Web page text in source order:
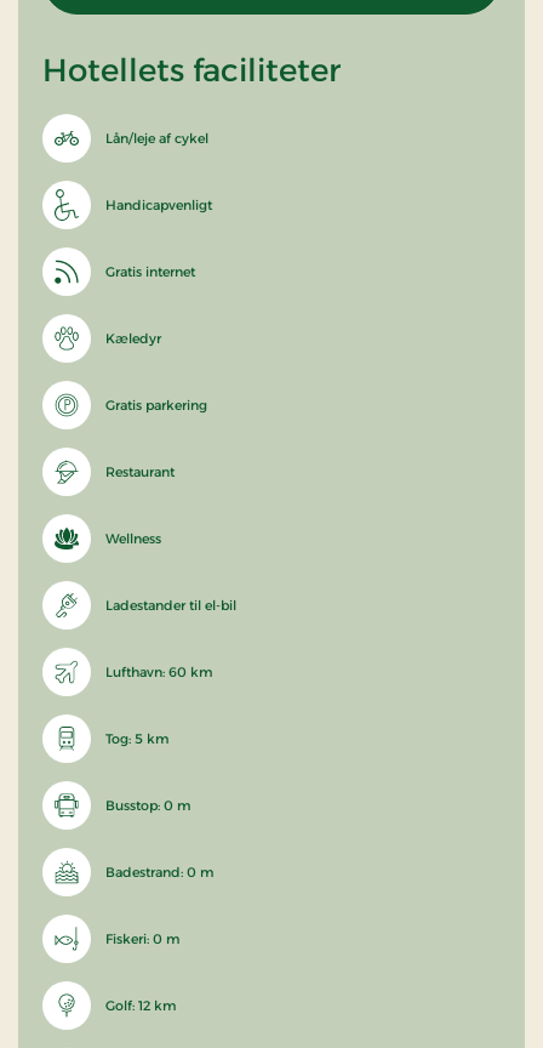
Hotellets faciliteter
Lån/leje af cykel
Handicapvenligt
Gratis internet
Kæledyr
Gratis parkering
Restaurant
Wellness
Ladestander til el-bil
Lufthavn: 60 km
Tog: 5 km
Busstop: 0 m
Badestrand: 0 m
Fiskeri: 0 m
Golf: 12 km